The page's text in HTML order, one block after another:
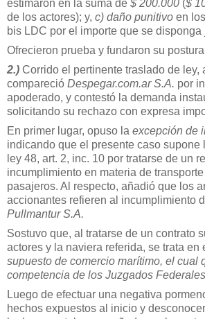
estimaron en la suma de $ 200.000 ($
de los actores); y, c) daño punitivo en
bis LDC por el importe que se
Ofrecieron prueba y fundaron su
2.) Corrido el pertinente traslado de ley,
compareció Despegar.com.ar S.A. por
apoderado, y contestó la demanda
solicitando su rechazo con expresa
En primer lugar, opuso la excepción de
indicando que el presente caso supone
ley 48, art. 2, inc. 10 por tratarse de un
incumplimiento en materia de
pasajeros. Al respecto, añadió que los
accionantes refieren al incumplimiento
Pullmantur S.A.
Sostuvo que, al tratarse de un contrato
actores y la naviera referida, se trata en
supuesto de comercio marítimo, el cual
competencia de los Juzgados Federales
Luego de efectuar una negativa
hechos expuestos al inicio y